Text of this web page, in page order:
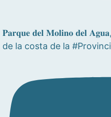
𝐏𝐚𝐫𝐪𝐮𝐞 𝐝𝐞𝐥 𝐌𝐨𝐥𝐢𝐧𝐨 𝐝𝐞𝐥
de la costa de la